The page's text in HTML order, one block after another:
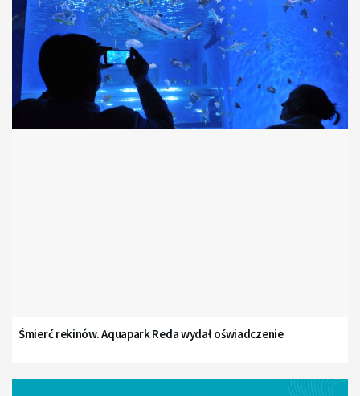
Śmierć rekinów. Aquapark Reda wydał oświadczenie